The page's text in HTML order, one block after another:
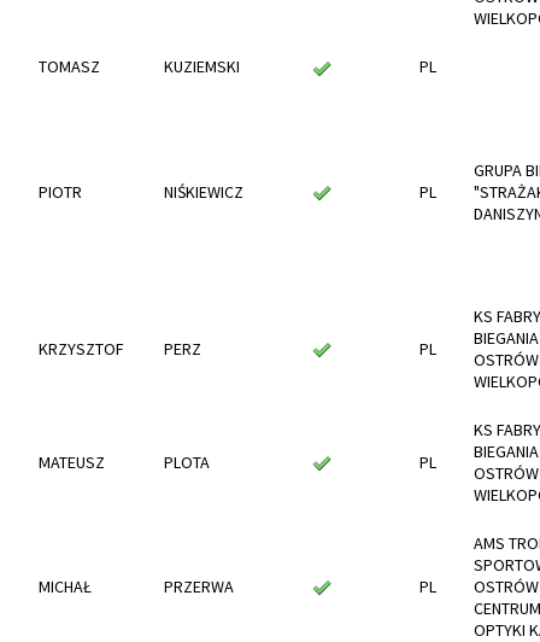
TOMASZ KUZIEMSKI PL
PIOTR NIŚKIEWICZ PL
GRUPA
KRZYSZTOF PERZ PL
KS
BIEGANIA
OSTRÓW
MATEUSZ PLOTA PL
KS
BIEGANIA
OSTRÓW
MICHAŁ PRZERWA PL
AMS
CENTRUM
OPTYKI